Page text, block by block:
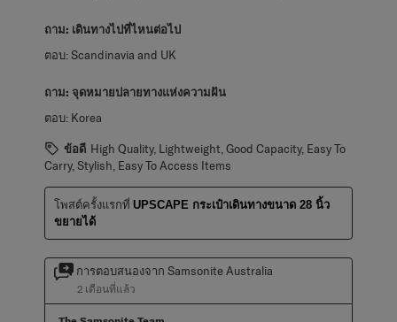
ถาม: เดินทางไปที่ไหนต่อไป
ตอบ:Scandinavia and UK
ถาม: จุดหมายปลายทางแห่งความฝัน
ตอบ: Korea
ข้อดี High Quality, Lightweight, Good Capacity, Easy To
Carry, Stylish, Easy To Access Items
โพสต์ครั้งแรกที่ UPSCAPE กระเป๋าเดินทางขนาด 28 นิ้ว
ขยายได้
การตอบสนองจาก Samsonite Australia
2 เดือนที่แล้ว